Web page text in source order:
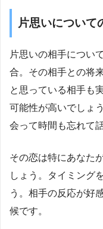
片思いについ
片思いの相手につい
合。その相手との将
と思っている相手も
可能性が高いでしょ
会って時間も忘れて
その恋は特にあなた
しょう。タイミング
う。相手の反応が好
候です。